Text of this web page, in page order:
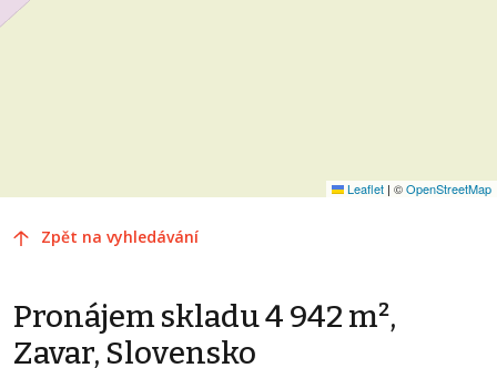
Leaflet | ©OpenStreetMap
Zpět na vyhledávání
Pronájem skladu 4 942 m²,
Zavar, Slovensko